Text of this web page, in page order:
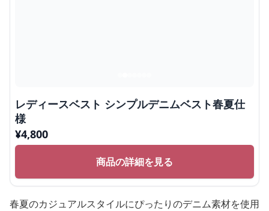
レディースベスト シンプルデニムベスト春夏仕
様
¥4,800
商品の詳細を見る
春夏のカジュアルスタイルにぴったりのデニム素材を使用